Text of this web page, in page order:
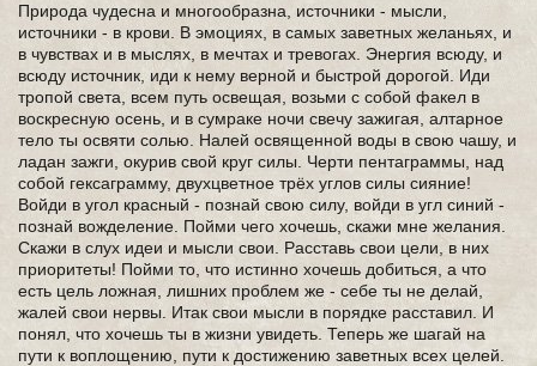
Природа чудесна и многообразна, источники - мысли,
источники - в крови. В эмоциях, в самых заветных желаньях, и
в чувствах и в мыслях, в мечтах и тревогах. Энергия всюду, и
всюду источник, иди к нему верной и быстрой дорогой. Иди
тропой света, всем путь освещая, возьми с собой факел в
воскресную осень, и в сумраке ночи свечу зажигая, алтарное
тело ты освяти солью. Налей освященной воды в свою чашу, и
ладан зажги, окурив свой круг силы. Черти пентаграммы, над
собой гексаграмму, двухцветное трёх углов силы сияние!
Войди в угол красный - познай свою силу, войди в угл синий -
познай вожделение. Пойми чего хочешь, скажи мне желания.
Скажи в слух идеи и мысли свои. Расставь свои цели, в них
приоритеты! Пойми то, что истинно хочешь добиться, а что
есть цель ложная, лишних проблем же - себе ты не делай,
жалей свои нервы. Итак свои мысли в порядке расставил. И
понял, что хочешь ты в жизни увидеть. Теперь же шагай на
пути к воплощению, пути к достижению заветных всех целей.